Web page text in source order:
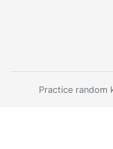
Practice random